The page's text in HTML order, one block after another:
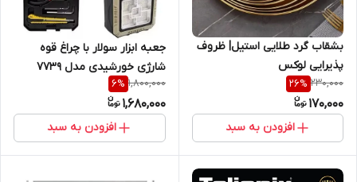
بشقاب گرد طلایی استیل| ظروف
پذیرایی لوکس
230,000
26%
170,000
افزودن به سبد
جعبه ابزار سولار با چراغ قوه
شارژی خورشیدی مدل ۷۷۳۹
1,800,000
6%
1,680,000
افزودن به سبد